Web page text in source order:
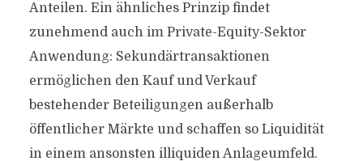
Anteilen. Ein ähnliches Prinzip findet
zunehmend auch im Private-Equity-Sektor
Anwendung: Sekundärtransaktionen
ermöglichen den Kauf und Verkauf
bestehender Beteiligungen außerhalb
öffentlicher Märkte und schaffen so Liquidität
in einem ansonsten illiquiden Anlageumfeld.